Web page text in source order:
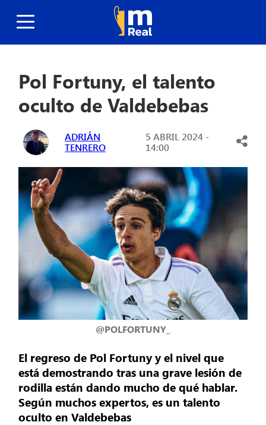
Pol Fortuny, el talento
oculto de Valdebebas
ADRIÁN
TENRERO
5 ABRIL 2024 -
14:00
@POLFORTUNY_
El regreso de Pol Fortuny y el nivel que
está demostrando tras una grave lesión de
rodilla están dando mucho de qué hablar.
Según muchos expertos, es un talento
oculto en Valdebebas